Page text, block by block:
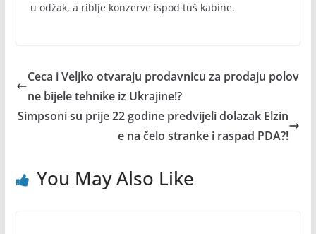
u odžak, a riblje konzerve ispod tuš kabine.
Ceca i Veljko otvaraju prodavnicu za prodaju polov
ne bijele tehnike iz Ukrajine!?
Simpsoni su prije 22 godine predvijeli dolazak Elzin
e na čelo stranke i raspad PDA?!
You May Also Like